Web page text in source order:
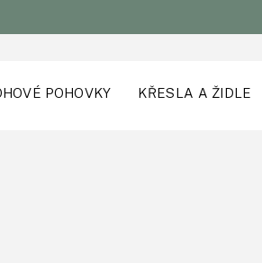
POHOVKY KŘESLA A ŽIDLE